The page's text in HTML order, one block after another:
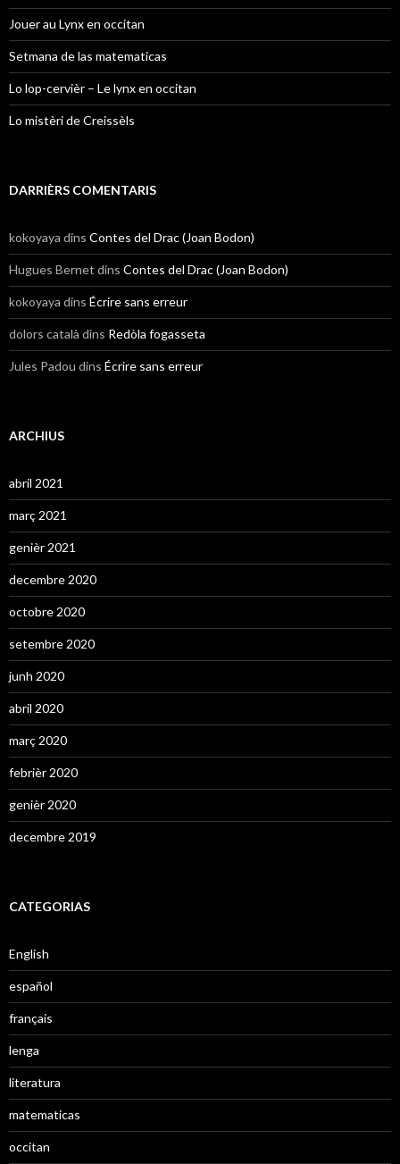
Jouer au Lynx en occitan
Setmana de las matematicas
Lo lop-cervièr – Le lynx en occitan
Lo mistèri de Creissèls
DARRIÈRS COMENTARIS
kokoyaya dins Contes del Drac (Joan Bodon)
Hugues Bernet dins Contes del Drac (Joan Bodon)
kokoyaya dins Écrire sans erreur
dolors català dins Redòla fogasseta
Jules Padou dins Écrire sans erreur
ARCHIUS
abril 2021
març 2021
genièr 2021
decembre 2020
octobre 2020
setembre 2020
junh 2020
abril 2020
març 2020
febrièr 2020
genièr 2020
decembre 2019
CATEGORIAS
English
español
français
lenga
literatura
matematicas
occitan